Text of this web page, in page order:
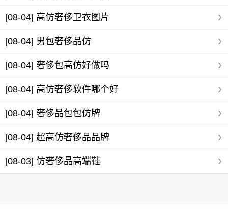
[08-04] 高仿奢侈卫衣图片
[08-04] 男包奢侈品仿
[08-04] 奢侈包高仿好做吗
[08-04] 高仿奢侈软件哪个好
[08-04] 奢侈品包包仿牌
[08-04] 超高仿奢侈品品牌
[08-03] 仿奢侈品高端鞋